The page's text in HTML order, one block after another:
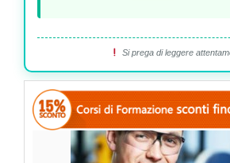
Si prega di leggere